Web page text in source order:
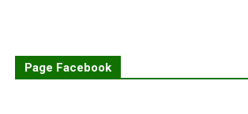
Page Facebook